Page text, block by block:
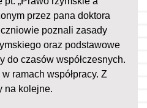
przez pana doktora
poznali zasady
oraz podstawowe
do czasów współczesnych.
ramach współpracy. Z
na kolejne.